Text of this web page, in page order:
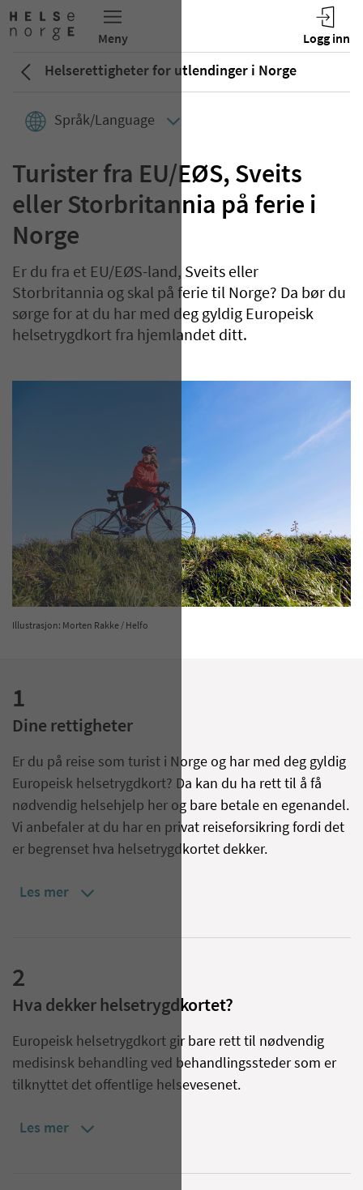
Helserettigheter for utlendinger i Norge
Språk/Language
Turister fra EU/EØS, Sveits
eller Storbritannia på ferie i
Norge
Er du fra et EU/EØS-land, Sveits eller
Storbritannia og skal på ferie til Norge? Da bør du
sørge for at du har med deg gyldig Europeisk
helsetrygdkort fra hjemlandet ditt.
Illustrasjon: Morten Rakke / Helfo
1
Dine rettigheter
Er du på reise som turist i Norge og har med deg gyldig
Europeisk helsetrygdkort? Da kan du ha rett til å få
nødvendig helsehjelp her og bare betale en egenandel.
Vi anbefaler at du har en privat reiseforsikring fordi det
er begrenset hva helsetrygdkortet dekker.
Les mer
2
Hva dekker helsetrygdkortet?
Europeisk helsetrygdkort gir bare rett til nødvendig
medisinsk behandling ved behandlingssteder som er
tilknyttet det offentlige helsevesenet.
Les mer